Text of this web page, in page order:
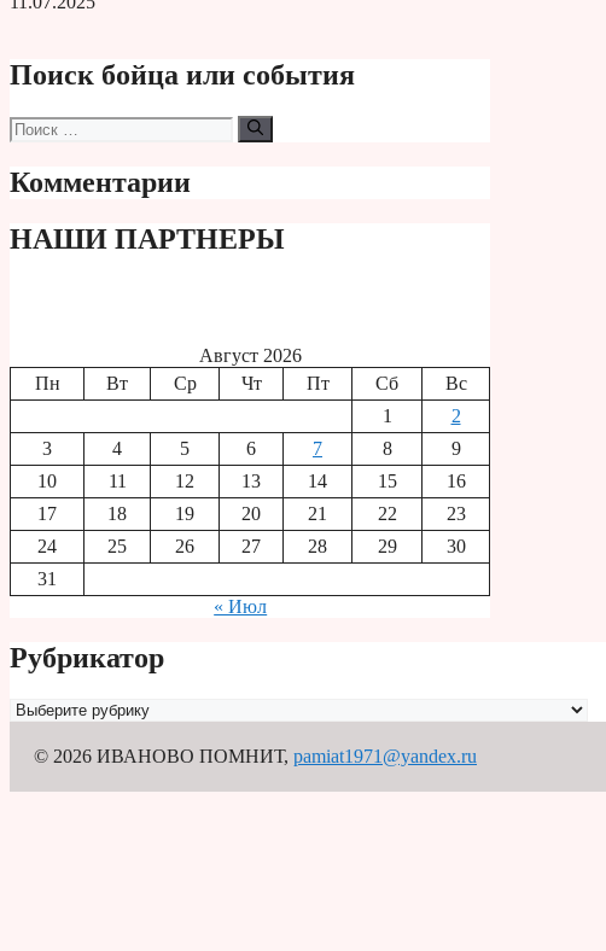
Поиск бойца или события
Поиск:
Комментарии
НАШИ ПАРТНЕРЫ
Август 2026
Пн
Вт Ср Чт Пт Сб
Вс
1
2
3
4 5 6 7 8
9
10
11 12 13 14 15
16
17
18 19 20 21 22
23
24
25 26 27 28 29
30
31
« Июл
Рубрикатор
Рубрикатор
© 2026 ИВАНОВО ПОМНИТ, pamiat1971@yandex.ru